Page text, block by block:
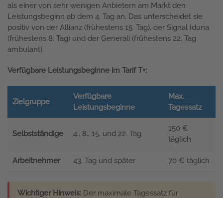
als einer von sehr wenigen Anbietern am Markt den
Leistungsbeginn ab dem 4. Tag an. Das unterscheidet sie
positiv von der Allianz (frühestens 15. Tag), der Signal Iduna
(frühestens 8. Tag) und der Generali (frühestens 22. Tag
ambulant).
Verfügbare Leistungsbeginne im Tarif T+:
Zielgruppe
Verfügbare
Leistungsbeginne
Max.
Tagessatz
Selbstständige 4., 8., 15. und 22. Tag
150 €
täglich
Arbeitnehmer 43. Tag und später 70 € täglich
Wichtiger Hinweis: Der maximale Tagessatz für